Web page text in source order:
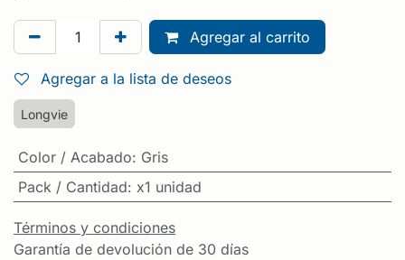
Agregar al carrito
Agregar a la lista de deseos
Longvie
Color / Acabado: Gris
Pack / Cantidad: x1 unidad
Términos y condiciones
Garantía de devolución de 30 días